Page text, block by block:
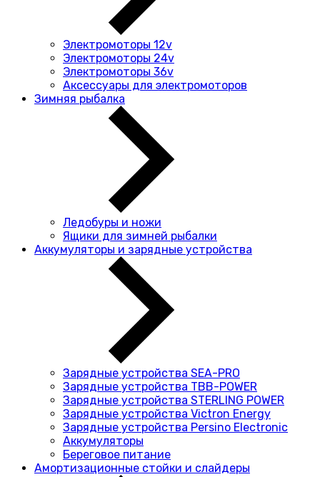
Электромоторы 12v
Электромоторы 24v
Электромоторы 36v
Аксессуары для электромоторов
Зимняя рыбалка
Ледобуры и ножи
Ящики для зимней рыбалки
Аккумуляторы и зарядные устройства
Зарядные устройства SEA-PRO
Зарядные устройства TBB-POWER
Зарядные устройства STERLING POWER
Зарядные устройства Victron Energy
Зарядные устройства Persino Electronic
Аккумуляторы
Береговое питание
Амортизационные стойки и слайдеры